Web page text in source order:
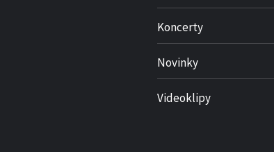
Koncerty
Novinky
Videoklipy